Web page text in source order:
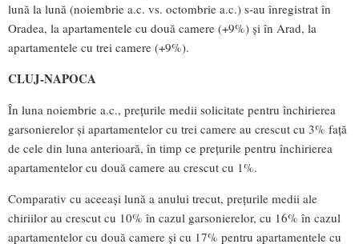
lună la lună (noiembrie a.c. vs. octombrie a.c.) s-au înregistrat în
Oradea, la apartamentele cu două camere (+9%) și în Arad, la
apartamentele cu trei camere (+9%).
CLUJ-NAPOCA
În luna noiembrie a.c., prețurile medii solicitate pentru închirierea
garsonierelor și apartamentelor cu trei camere au crescut cu 3% față
de cele din luna anterioară, în timp ce prețurile pentru închirierea
apartamentelor cu două camere au crescut cu 1%.
Comparativ cu aceeași lună a anului trecut, prețurile medii ale
chiriilor au crescut cu 10% în cazul garsonierelor, cu 16% în cazul
apartamentelor cu două camere și cu 17% pentru apartamentele cu